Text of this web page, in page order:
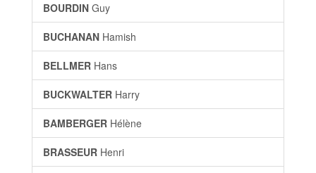
BOURDIN Guy
BUCHANAN Hamish
BELLMER Hans
BUCKWALTER Harry
BAMBERGER Hélène
BRASSEUR Henri